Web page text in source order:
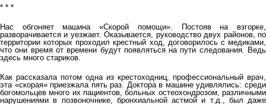
* * *
Нас обгоняет машина «Скорой помощи». Постояв на взгорке,
разворачивается и уезжает. Оказывается, руководство двух районов, по
территории которых проходил крестный ход, договорилось с медиками,
что они время от времени будут появляться на пути следования. Ведь
здесь много стариков.
Как рассказала потом одна из крестоходниц, профессиональный врач,
эта «скорая» приезжала пять раз. Доктора в машине удивлялись: среди
богомольцев много их пациентов, больных остеохондрозом, различными
нарушениями в позвоночнике, бронхиальной астмой и т.д., был даже